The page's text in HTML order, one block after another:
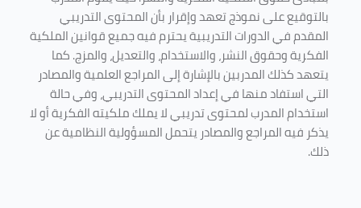
بالتوقيع على نموذج تعهد وإقرار بأن المحتوى التدريبي
المقدم في الدورات التدريبية يحترم فيه جميع قوانين الملكية
الفكرية وحقوق النشر، والاستخدام، والتعديل، والمزج. كما
يتعهد كذلك المدربين بالإشارة إلى المراجع العلمية والمصادر
التي استفاد منها في إعداد المحتوى التدريبي، وفي حالة
استخدام المدرب لمحتوى تدريبي لا يملك ملكيته الفكرية أو لا
يذكر فيه المراجع والمصادر يتحمل المسؤولية النظامية عن
ذلك.